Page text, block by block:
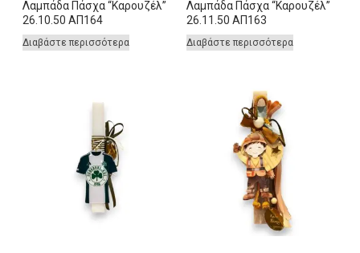
Λαμπάδα Πάσχα “Καρουζέλ”
26.10.50 ΑΠ164
Διαβάστε περισσότερα
Λαμπάδα Πάσχα “Καρουζέλ”
26.11.50 ΑΠ163
Διαβάστε περισσότερα